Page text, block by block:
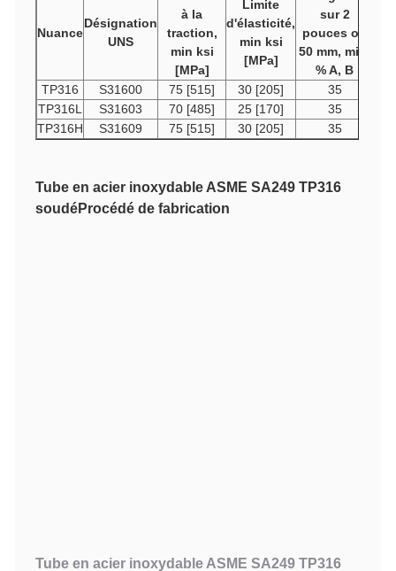
Nuance
Désignation
UNS
à la
traction,
min ksi
[MPa]
Limite
d'élasticité,
min ksi
[MPa]
sur 2
pouces ou
50 mm, min,
% A, B
TP316
S31600 75 [515] 30 [205]
35
TP316L
S31603 70 [485] 25 [170]
35
TP316H
S31609 75 [515] 30 [205] 35
Tube en acier inoxydable ASME SA249 TP316
soudéProcédé de fabrication
Tube en acier inoxydable ASME SA249 TP316